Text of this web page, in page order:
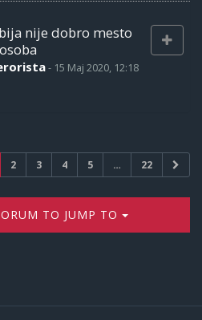
nije dobro mesto
- 15 Maj 2020, 12:18
2 3 4 5 … 22
TO JUMP TO